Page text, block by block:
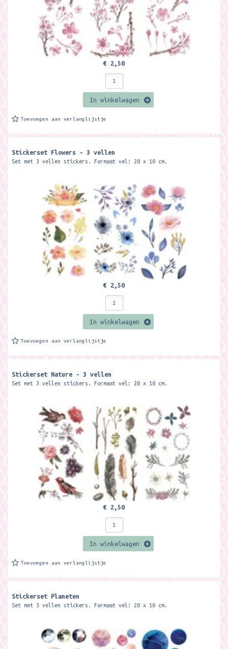
€ 2,50
In winkelwagen
Toevoegen aan verlanglijstje
Stickerset Flowers - 3 vellen
Set met 3 vellen stickers. Formaat vel: 20 x 10 cm.
€ 2,50
In winkelwagen
Toevoegen aan verlanglijstje
Stickerset Nature - 3 vellen
Set met 3 vellen stickers. Formaat vel: 20 x 10 cm.
€ 2,50
In winkelwagen
Toevoegen aan verlanglijstje
Stickerset Planeten
Set met 3 vellen stickers. Formaat vel: 20 x 10 cm.